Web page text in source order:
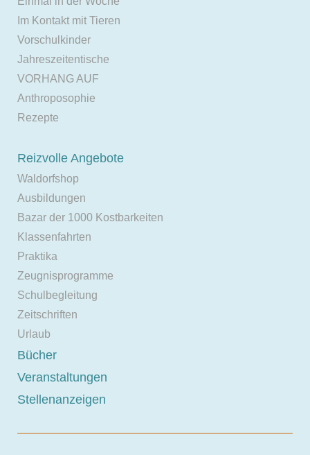
Im Kontakt mit Tieren
Vorschulkinder
Jahreszeitentische
VORHANG AUF
Anthroposophie
Rezepte
Reizvolle Angebote
Waldorfshop
Ausbildungen
Bazar der 1000 Kostbarkeiten
Klassenfahrten
Praktika
Zeugnisprogramme
Schulbegleitung
Zeitschriften
Urlaub
Bücher
Veranstaltungen
Stellenanzeigen